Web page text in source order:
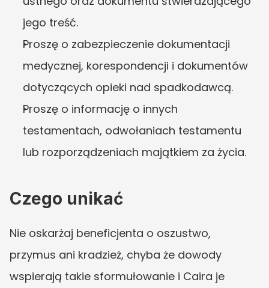
jego treść.
Proszę o zabezpieczenie dokumentacji
medycznej, korespondencji i dokumentów
dotyczących opieki nad spadkodawcą.
Proszę o informację o innych
testamentach, odwołaniach testamentu
lub rozporządzeniach majątkiem za życia.
Czego unikać
Nie oskarżaj beneficjenta o oszustwo,
przymus ani kradzież, chyba że dowody
wspierają takie sformułowanie i Caira je